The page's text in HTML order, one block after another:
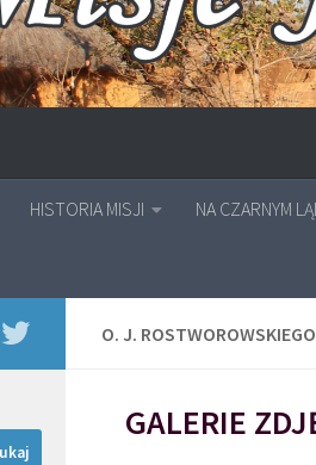
HISTORIA MISJI NA CZARNYM
O. J.
GALERIE